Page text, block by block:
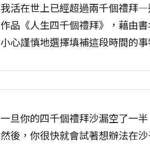
我活在世上已經超過兩千個禮拜
作品《人生四千個禮拜》，藉由
小心謹慎地選擇填補這段時間的事
一旦你的四千個禮拜沙漏空了一
然後，你很快就會試著想辦法在